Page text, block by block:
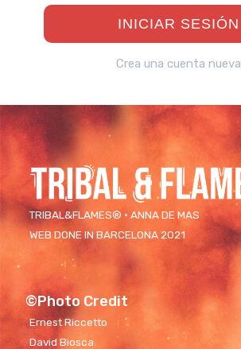
Crea una cuenta nueva
TRIBAL&FLAMES® · ANNA DE MAS
WEB DONE IN BARCELONA 2021
©Photo Credit
Ernest Riccetto
David Biosca